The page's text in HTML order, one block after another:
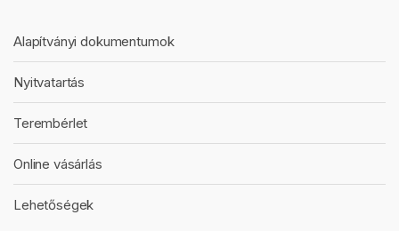
Alapítványi dokumentumok
Nyitvatartás
Terembérlet
Online vásárlás
Lehetőségek